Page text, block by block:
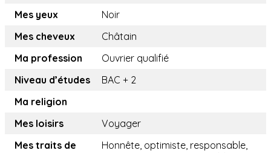
Mes yeux
Noir
Mes cheveux
Châtain
Ma profession
Ouvrier qualifié
Niveau d’études
BAC + 2
Ma religion
Mes loisirs
Voyager
Mes traits de
Honnête, optimiste, responsable,